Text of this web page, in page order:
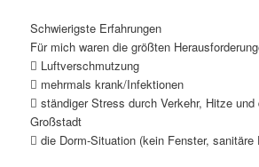
Schwierigste Erfahrungen
Für mich waren die größten
 Luftverschmutzung
 mehrmals krank/Infektionen
 ständiger Stress durch Verkehr, Hitze und
Großstadt
 die Dorm-Situation (kein Fenster, sanitäre